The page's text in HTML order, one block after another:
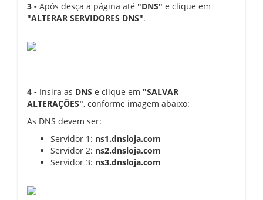
3 - Após desça a página até "DNS" e clique em
"ALTERAR SERVIDORES DNS".
4 - Insira as DNS e clique em "SALVAR
ALTERAÇÕES", conforme imagem abaixo:
As DNS devem ser:
Servidor 1: ns1.dnsloja.com
Servidor 2: ns2.dnsloja.com
Servidor 3: ns3.dnsloja.com